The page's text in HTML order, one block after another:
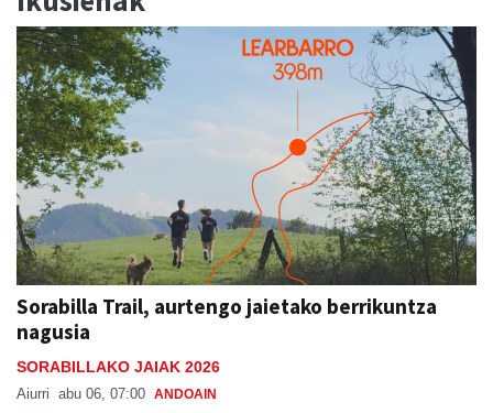
Sorabilla Trail, aurtengo jaietako berrikuntza
nagusia
SORABILLAKO JAIAK 2026
Aiurri abu 06, 07:00 ANDOAIN